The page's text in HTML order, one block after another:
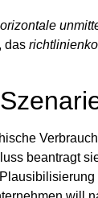
das
beantragt